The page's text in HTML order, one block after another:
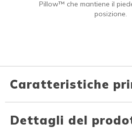
Pillow™ che mantiene il
posizione.
Caratteristiche
Dettagli del